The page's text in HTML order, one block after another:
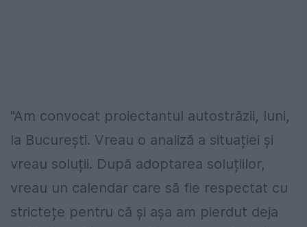
"Am convocat proiectantul autostrăzii, luni,
la București. Vreau o analiză a situației și
vreau soluții. După adoptarea soluțiilor,
vreau un calendar care să fie respectat cu
strictețe pentru că și așa am pierdut deja